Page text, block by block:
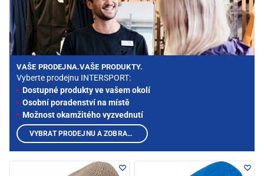
VAŠE PRODEJNA.VAŠE PRODUKTY.
Vyberte prodejnu INTERSPORT:
Dostupné produkty ve vašem okolí
Osobní poradenství na místě
Možnost okamžitého vyzvednutí
VYBRAT PRODEJNU A ZOBRAZIT PRODUKTY